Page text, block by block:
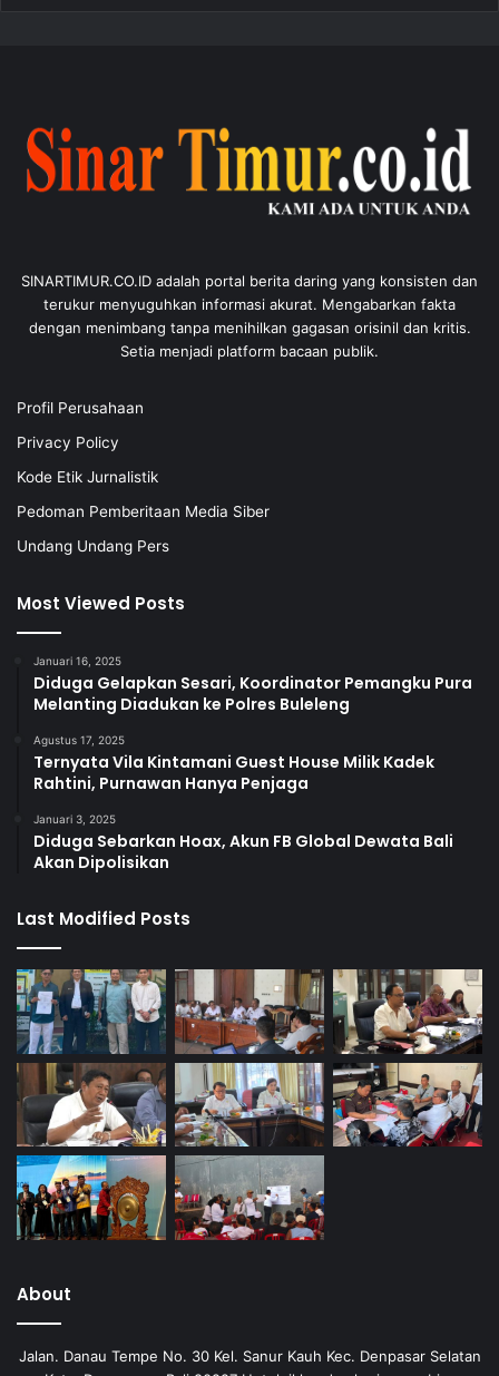
SINARTIMUR.CO.ID adalah portal berita daring yang konsisten dan
terukur menyuguhkan informasi akurat. Mengabarkan fakta
dengan menimbang tanpa menihilkan gagasan orisinil dan kritis.
Setia menjadi platform bacaan publik.
Profil Perusahaan
Privacy Policy
Kode Etik Jurnalistik
Pedoman Pemberitaan Media Siber
Undang Undang Pers
Most Viewed Posts
Januari 16, 2025
Diduga Gelapkan Sesari, Koordinator Pemangku Pura
Melanting Diadukan ke Polres Buleleng
Agustus 17, 2025
Ternyata Vila Kintamani Guest House Milik Kadek
Rahtini, Purnawan Hanya Penjaga
Januari 3, 2025
Diduga Sebarkan Hoax, Akun FB Global Dewata Bali
Akan Dipolisikan
Last Modified Posts
About
Jalan. Danau Tempe No. 30 Kel. Sanur Kauh Kec. Denpasar Selatan